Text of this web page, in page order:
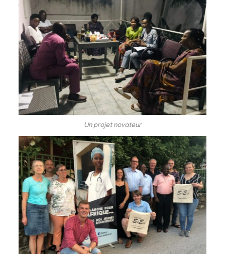
Un projet novateur